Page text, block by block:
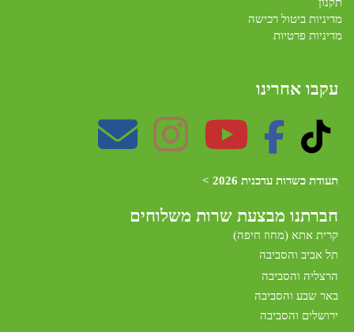
מדיניות ביטול רכישה
מדיניות פרטיות
עקבו אחרינו
תעודת כשרות עדכנית 2026 >
חברתנו מבצעת שרות משלוחים
קרית אתא (מחוז חיפה)
תל אביב והסביבה
הרצליה והסביבה
באר שבע והסביבה
ירושלים והסביבה